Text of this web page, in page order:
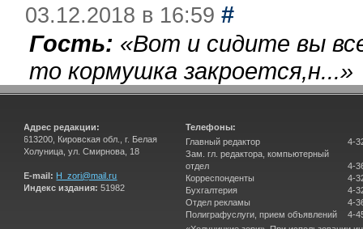
03.12.2018 в 16:59 #
Гость: «Вот и сидите вы
то кормушка закроется,н...»
Адрес редакции:
613200, Кировская обл., г. Белая
Холуница, ул. Смирнова, 18
E-mail: H_zori@mail.ru
Индекс издания: 51982
Телефоны:
Главный редактор
Зам. гл. редактора, компьютерный
отдел
Корреспонденты
Бухгалтерия
Отдел рекламы
Полиграфуслуги, прием объявлений
4-
4-
4-
4-
4-
4-